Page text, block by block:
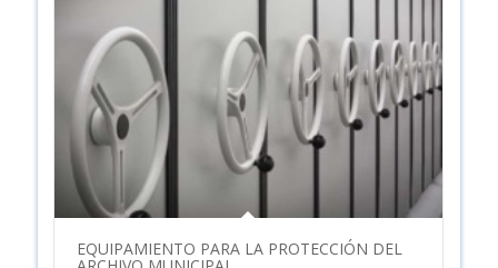
EQUIPAMIENTO PARA LA PROTECCIÓN DEL